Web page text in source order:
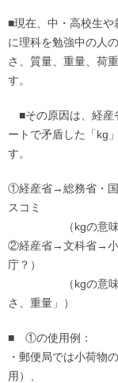
■現在、中・高校生
に理科を勉強中の人
さ、質量、重量、荷
す。
■その原因は、経産
ートで矛盾した「kg
す。
①経産省→総務省・国
スコミ
（kgの意味：質
②経産省→文科省→小
庁？）
（kgの意味：「
さ、重量」）
■ ①の使用例：
・郵便局では小荷物
用）、